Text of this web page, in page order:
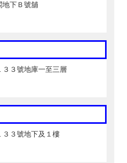
地下Ｂ號舖
３號地庫一至三層
３３號地下及１樓